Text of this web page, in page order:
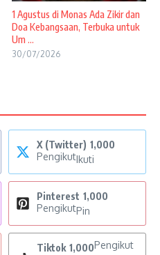
1 Agustus di Monas Ada Zikir dan
Doa Kebangsaan, Terbuka untuk
Um ...
30/07/2026
X (Twitter) 1,000
PengikutIkuti
Pinterest 1,000
PengikutPin
Tiktok 1,000Pengikut